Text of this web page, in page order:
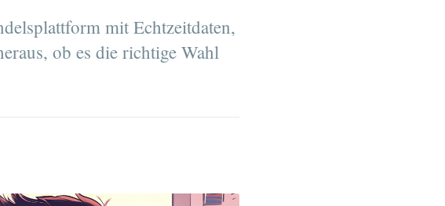
mit Echtzeitdaten,
ob es die richtige Wahl